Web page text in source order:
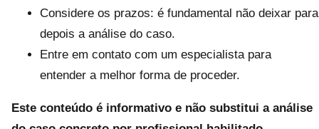
Considere os prazos: é fundamental não deixar para
depois a análise do caso.
Entre em contato com um especialista para
entender a melhor forma de proceder.
Este conteúdo é informativo e não substitui a análise